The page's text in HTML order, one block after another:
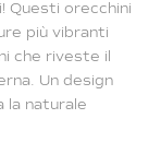
Questi orecchini
più vibranti
che riveste il
Un design
la naturale